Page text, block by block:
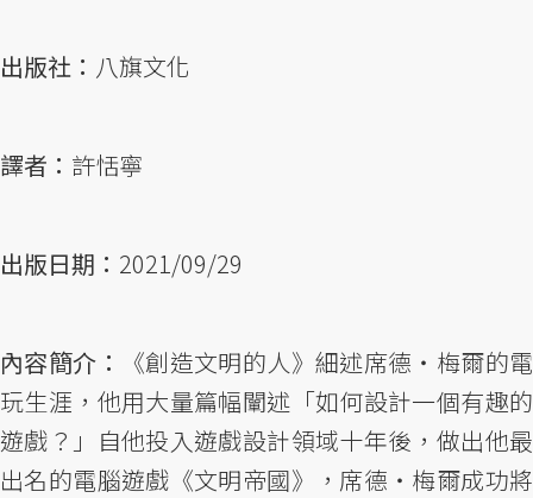
出版社： 八旗文化
譯者： 許恬寧
出版日期： 2021/09/29
內容簡介：
《創造文明的人》細述席德・梅爾的電
玩生涯，他用大量篇幅闡述「如何設計一個有趣的
遊戲？」自他投入遊戲設計領域十年後，做出他最
出名的電腦遊戲《文明帝國》，席德・梅爾成功將